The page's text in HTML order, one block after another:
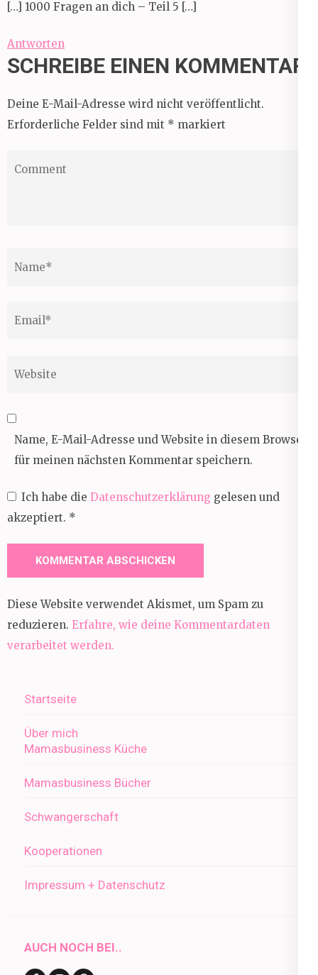
[…] 1000 Fragen an dich – Teil 5 […]
Antworten
SCHREIBE EINEN KOMMENTAR
Deine E-Mail-Adresse wird nicht veröffentlicht.
Erforderliche Felder sind mit * markiert
Name, E-Mail-Adresse und Website in diesem Browser
für meinen nächsten Kommentar speichern.
Ich habe die Datenschutzerklärung gelesen und
akzeptiert. *
Diese Website verwendet Akismet, um Spam zu
reduzieren. Erfahre, wie deine Kommentardaten
verarbeitet werden.
Startseite
Über mich
Mamasbusiness Küche
Mamasbusiness Bücher
Schwangerschaft
Kooperationen
Impressum + Datenschutz
AUCH NOCH BEI..